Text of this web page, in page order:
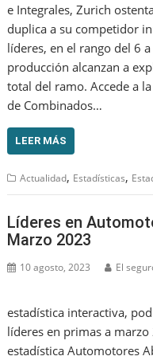
e Integrales, Zurich
duplica a su competidor
líderes, en el rango del 6
producción alcanzan a
total del ramo. Accede a
de Combinados…
LEER MÁS
Actualidad, Estadísticas,
Líderes en
Marzo 2023
10 agosto, 2023 El
estadística interactiva,
líderes en primas a
estadística Automotores